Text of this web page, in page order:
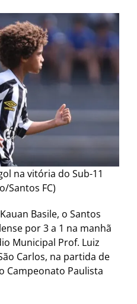
na vitória do Sub-11
Santos FC)
Basile, o Santos
por 3 a 1 na manhã
Municipal Prof. Luiz
Carlos, na partida de
Campeonato Paulista